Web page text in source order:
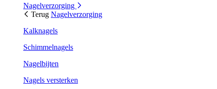
Nagelverzorging
Terug Nagelverzorging
Kalknagels
Schimmelnagels
Nagelbijten
Nagels versterken